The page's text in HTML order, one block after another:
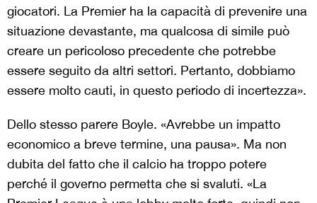
giocatori. La Premier ha la capacità di prevenire una
situazione devastante, ma qualcosa di simile può
creare un pericoloso precedente che potrebbe
essere seguito da altri settori. Pertanto, dobbiamo
essere molto cauti, in questo periodo di incertezza».
Dello stesso parere Boyle. «Avrebbe un impatto
economico a breve termine, una pausa». Ma non
dubita del fatto che il calcio ha troppo potere
perché il governo permetta che si svaluti. «La